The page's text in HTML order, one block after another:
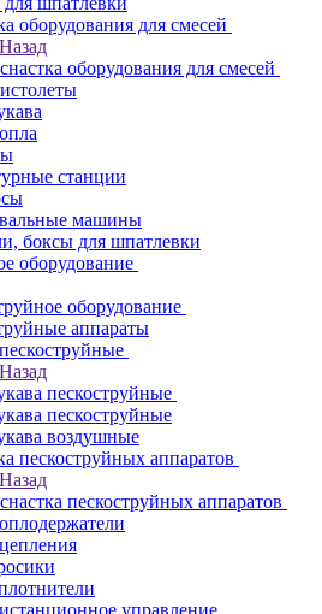
оборудования для смесей
Назад
оборудования для смесей
станции
машины
боксы для шпатлевки
оборудование
оборудование
аппараты
Назад
пескоструйные
пескоструйные
воздушные
пескоструйных аппаратов
Назад
пескоструйных аппаратов
управление